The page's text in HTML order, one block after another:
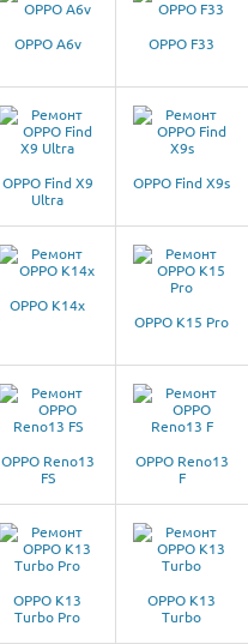
OPPO A6v OPPO F33
OPPO Find X9
Ultra
OPPO Find X9s
OPPO K14x
OPPO K15 Pro
OPPO Reno13
FS
OPPO Reno13
F
OPPO K13
Turbo Pro
OPPO K13
Turbo